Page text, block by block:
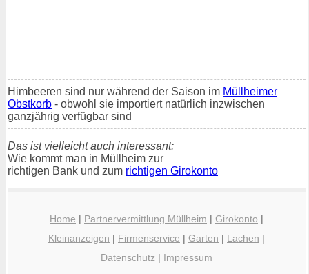
Himbeeren sind nur während der Saison im Müllheimer
Obstkorb - obwohl sie importiert natürlich inzwischen
ganzjährig verfügbar sind
Das ist vielleicht auch interessant:
Wie kommt man in Müllheim zur
richtigen Bank und zum richtigen Girokonto
Home | Partnervermittlung Müllheim | Girokonto |
Kleinanzeigen | Firmenservice | Garten | Lachen |
Datenschutz | Impressum